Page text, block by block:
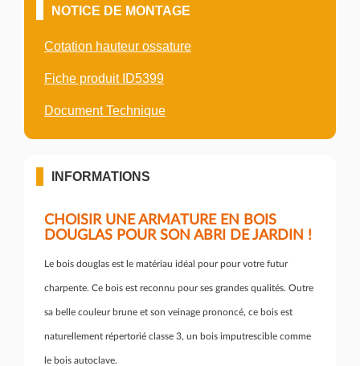
NOTICE DE MONTAGE
Cotation hauteur ossature
Fiche produit ID5399
Document Technique
INFORMATIONS
CHOISIR UNE ARMATURE EN BOIS
DOUGLAS POUR SON ABRI DE JARDIN !
Le bois douglas est le matériau idéal pour pour votre futur
charpente. Ce bois est reconnu pour ses grandes qualités. Outre
sa belle couleur brune et son veinage prononcé, ce bois est
naturellement répertorié classe 3, un bois imputrescible comme
le bois autoclave.